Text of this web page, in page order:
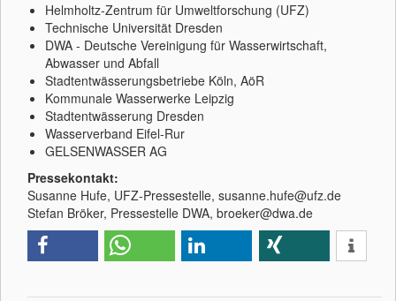
Helmholtz-Zentrum für Umweltforschung (UFZ)
Technische Universität Dresden
DWA - Deutsche Vereinigung für Wasserwirtschaft,
Abwasser und Abfall
Stadtentwässerungsbetriebe Köln, AöR
Kommunale Wasserwerke Leipzig
Stadtentwässerung Dresden
Wasserverband Eifel-Rur
GELSENWASSER AG
Pressekontakt:
Susanne Hufe, UFZ-Pressestelle, susanne.hufe@ufz.de
Stefan Bröker, Pressestelle DWA, broeker@dwa.de